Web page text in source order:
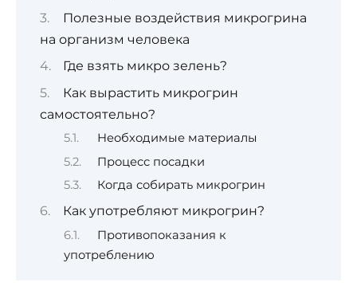
Полезные воздействия микрогрина
на организм человека
Где взять микро зелень?
Как вырастить микрогрин
самостоятельно?
Необходимые материалы
Процесс посадки
Когда собирать микрогрин
Как употребляют микрогрин?
Противопоказания к
употреблению